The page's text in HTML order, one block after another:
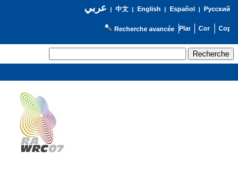
عربي| 中文| English | Español | Русский
Recherche avancée